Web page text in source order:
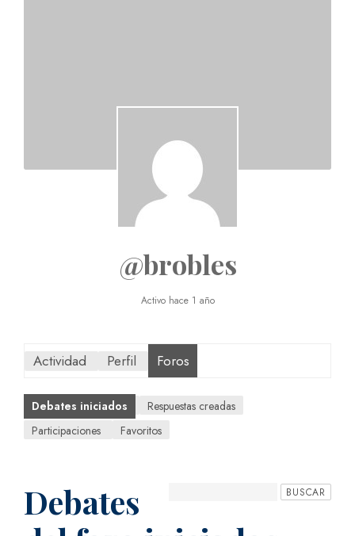
@brobles
Activo hace 1 año
Actividad Perfil Foros
Debates iniciados
Respuestas creadas
Participaciones
Favoritos
Debates